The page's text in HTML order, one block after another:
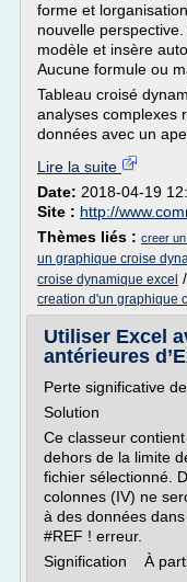
forme et
nouvelle
modèle et insère
Aucune formule ou
Tableau croisé
analyses complexes
données avec un
Lire la suite
Date: 2018-04-19
Site : http://
Thèmes liés : creer
un graphique croise
croise dynamique excel /
creation d'un graphique
Utiliser Excel
antérieures
Perte significative
Solution
Ce classeur
dehors de la limite
fichier sélectionné.
colonnes (IV) ne
à des données
#REF ! erreur.
Signification À